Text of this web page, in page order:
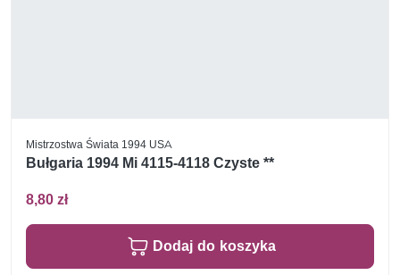
Mistrzostwa Świata 1994 USA
Bułgaria 1994 Mi 4115-4118 Czyste **
8,80 zł
Dodaj do koszyka